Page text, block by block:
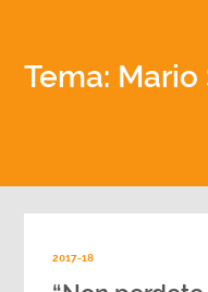
Tema:
2017-18